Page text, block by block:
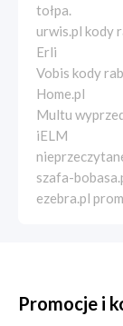
tołpa.
urwis.pl kody
Erli
Vobis kody
Home.pl
Multu
iELM
szafa-
ezebra.pl
Promocje i